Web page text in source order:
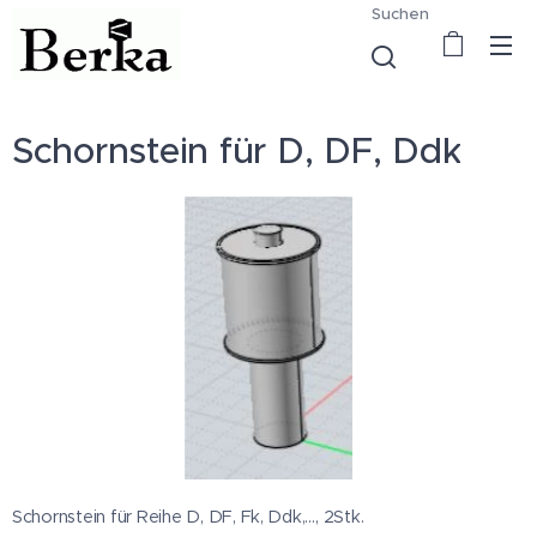
Suchen
Schornstein für D, DF, Ddk
Schornstein für Reihe D, DF, Fk, Ddk,…, 2Stk.